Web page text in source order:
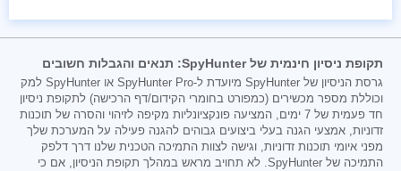
תקופת ניסיון חינמית של SpyHunter: תנאים והגבלות חשובים
גרסת הניסיון של SpyHunter מיועדת ל-SpyHunter Pro או SpyHunter למק
וכוללת מספר מכשירים (כמפורט בחומרי הקידום/דף הרכישה) לתקופת ניסיון
חד פעמית של 7 ימים, המציעה פונקציונליות מקיפה לזיהוי והסרה של תוכנות
זדוניות, אמצעי הגנה בעלי ביצועים גבוהים להגנה פעילה על המערכת שלך
מפני איומי תוכנות זדוניות, וגישה לצוות התמיכה הטכנית שלנו דרך דלפק
התמיכה של SpyHunter. לא תחויב מראש במהלך תקופת הניסיון, אם כי